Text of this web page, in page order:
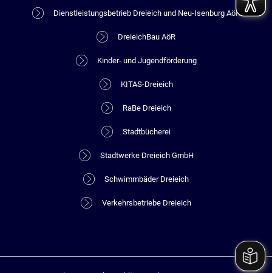
Dienstleistungsbetrieb Dreieich und Neu-Isenburg AöR
DreieichBau AöR
Kinder- und Jugendförderung
KITAS-Dreieich
RaBe Dreieich
Stadtbücherei
Stadtwerke Dreieich GmbH
Schwimmbäder Dreieich
Verkehrsbetriebe Dreieich